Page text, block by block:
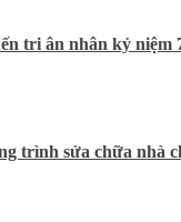
tri ân nhân kỷ niệm
trình sửa chữa nhà